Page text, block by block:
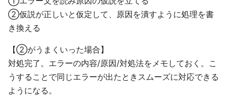
②仮説が正しいと仮定して、原因を潰すように処理を書
き換える
【②がうまくいった場合】
対処完了。エラーの内容/原因/対処法をメモしておく。こ
うすることで同じエラーが出たときスムーズに対応できる
ようになる。